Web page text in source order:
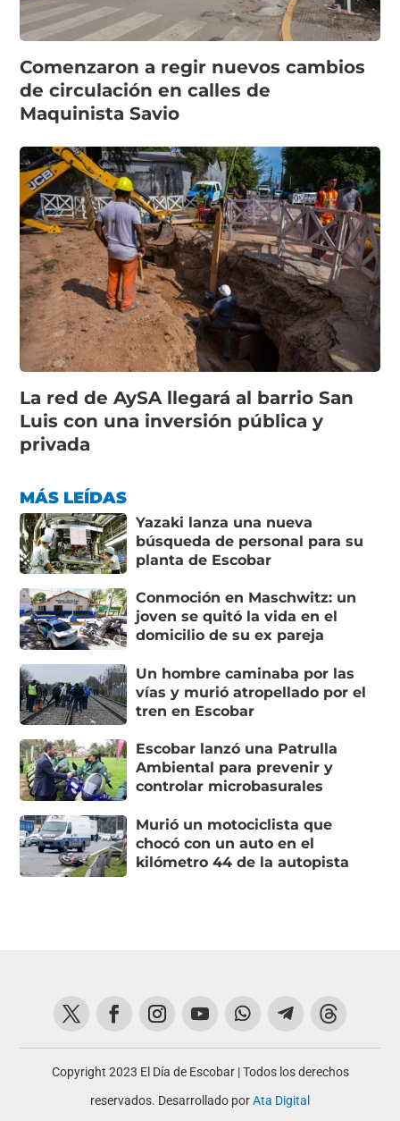
Comenzaron a regir nuevos cambios
de circulación en calles de
Maquinista Savio
La red de AySA llegará al barrio San
Luis con una inversión pública y
privada
MÁS LEÍDAS
Yazaki lanza una nueva
búsqueda de personal para su
planta de Escobar
Conmoción en Maschwitz: un
joven se quitó la vida en el
domicilio de su ex pareja
Un hombre caminaba por las
vías y murió atropellado por el
tren en Escobar
Escobar lanzó una Patrulla
Ambiental para prevenir y
controlar microbasurales
Murió un motociclista que
chocó con un auto en el
kilómetro 44 de la autopista
Copyright 2023 El Día de Escobar | Todos los derechos
reservados. Desarrollado porAta Digital